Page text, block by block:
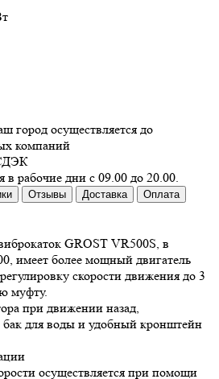
город осуществляется до
компаний
в рабочие дни с 09.00 до 20.00.
Отзывы Доставка
Оплата
GROST VR500S, в
имеет более мощный двигатель
скорости движения до 3
муфту.
при движении назад,
для воды и удобный кронштейн
осуществляется при помощи